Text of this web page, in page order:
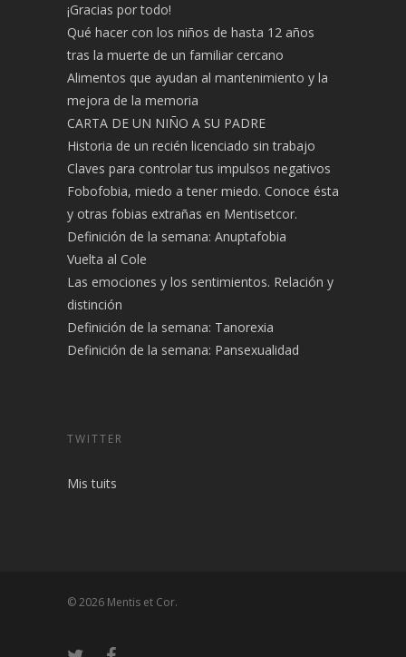
¡Gracias por todo!
Qué hacer con los niños de hasta 12 años
tras la muerte de un familiar cercano
Alimentos que ayudan al mantenimiento y la
mejora de la memoria
CARTA DE UN NIÑO A SU PADRE
Historia de un recién licenciado sin trabajo
Claves para controlar tus impulsos negativos
Fobofobia, miedo a tener miedo. Conoce ésta
y otras fobias extrañas en Mentisetcor.
Definición de la semana: Anuptafobia
Vuelta al Cole
Las emociones y los sentimientos. Relación y
distinción
Definición de la semana: Tanorexia
Definición de la semana: Pansexualidad
TWITTER
Mis tuits
© 2026 Mentis et Cor.